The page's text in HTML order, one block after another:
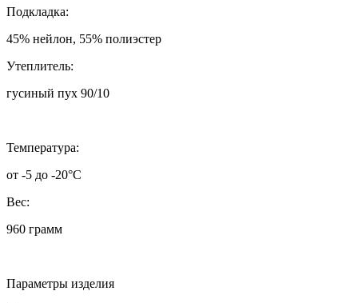
Подкладка:
45% нейлон, 55% полиэстер
Утеплитель:
гусиный пух 90/10
Температура:
от -5 до -20°C
Вес:
960 грамм
Параметры изделия